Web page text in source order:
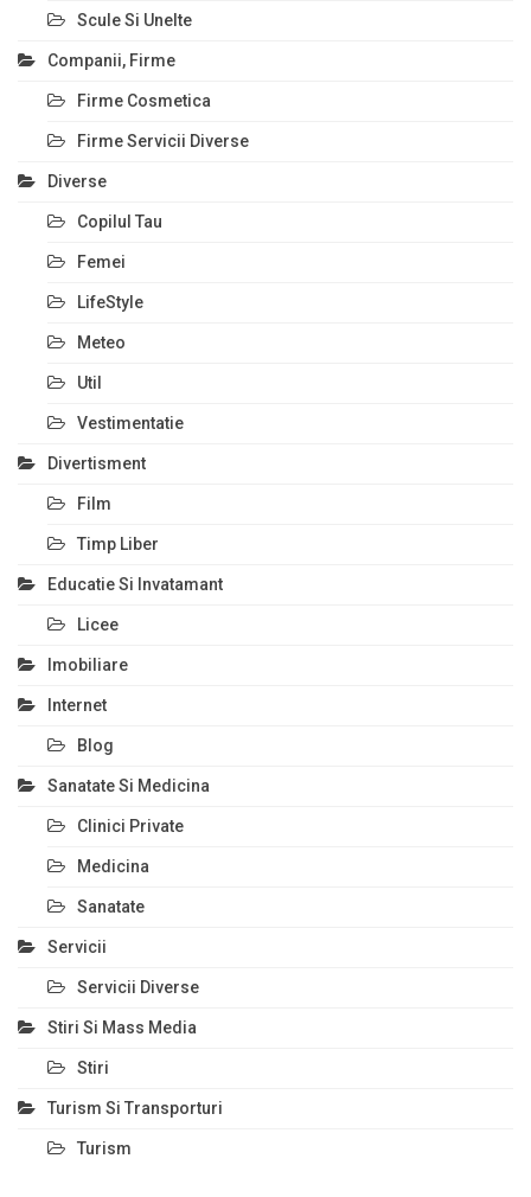
Scule Si Unelte
Companii, Firme
Firme Cosmetica
Firme Servicii Diverse
Diverse
Copilul Tau
Femei
LifeStyle
Meteo
Util
Vestimentatie
Divertisment
Film
Timp Liber
Educatie Si Invatamant
Licee
Imobiliare
Internet
Blog
Sanatate Si Medicina
Clinici Private
Medicina
Sanatate
Servicii
Servicii Diverse
Stiri Si Mass Media
Stiri
Turism Si Transporturi
Turism